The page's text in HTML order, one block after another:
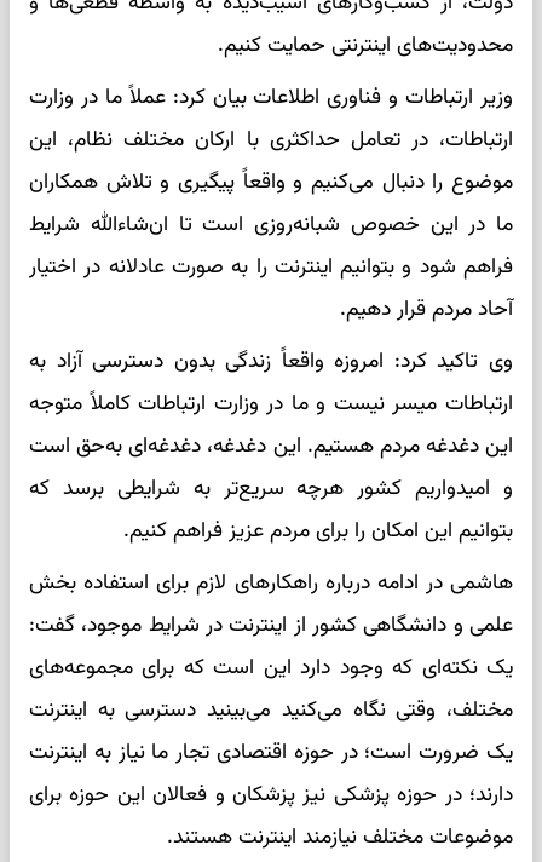
محدودیت‌های اینترنتی حمایت کنیم.
وزیر ارتباطات و فناوری اطلاعات بیان کرد: عملاً ما در وزارت
ارتباطات، در تعامل حداکثری با ارکان مختلف نظام، این
موضوع را دنبال می‌کنیم و واقعاً پیگیری و تلاش همکاران
ما در این خصوص شبانه‌روزی است تا ان‌شاءالله شرایط
فراهم شود و بتوانیم اینترنت را به صورت عادلانه در اختیار
آحاد مردم قرار دهیم.
وی تاکید کرد: امروزه واقعاً زندگی بدون دسترسی آزاد به
ارتباطات میسر نیست و ما در وزارت ارتباطات کاملاً متوجه
این دغدغه مردم هستیم. این دغدغه، دغدغه‌ای به‌حق است
و امیدواریم کشور هرچه سریع‌تر به شرایطی برسد که
بتوانیم این امکان را برای مردم عزیز فراهم کنیم.
هاشمی در ادامه درباره راهکارهای لازم برای استفاده بخش
علمی و دانشگاهی کشور از اینترنت در شرایط موجود، گفت:
یک نکته‌ای که وجود دارد این است که برای مجموعه‌های
مختلف، وقتی نگاه می‌کنید می‌بینید دسترسی به اینترنت
یک ضرورت است؛ در حوزه اقتصادی تجار ما نیاز به اینترنت
دارند؛ در حوزه پزشکی نیز پزشکان و فعالان این حوزه برای
موضوعات مختلف نیازمند اینترنت هستند.